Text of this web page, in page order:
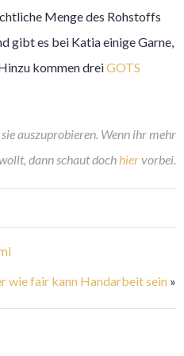
Menge des Rohstoffs
gibt es bei Katia einige Garne,
kommen dreiGOTS
auszuprobieren. Wenn ihr mehr
dann schaut doch hiervorbei.
wie fair kann Handarbeit sein »